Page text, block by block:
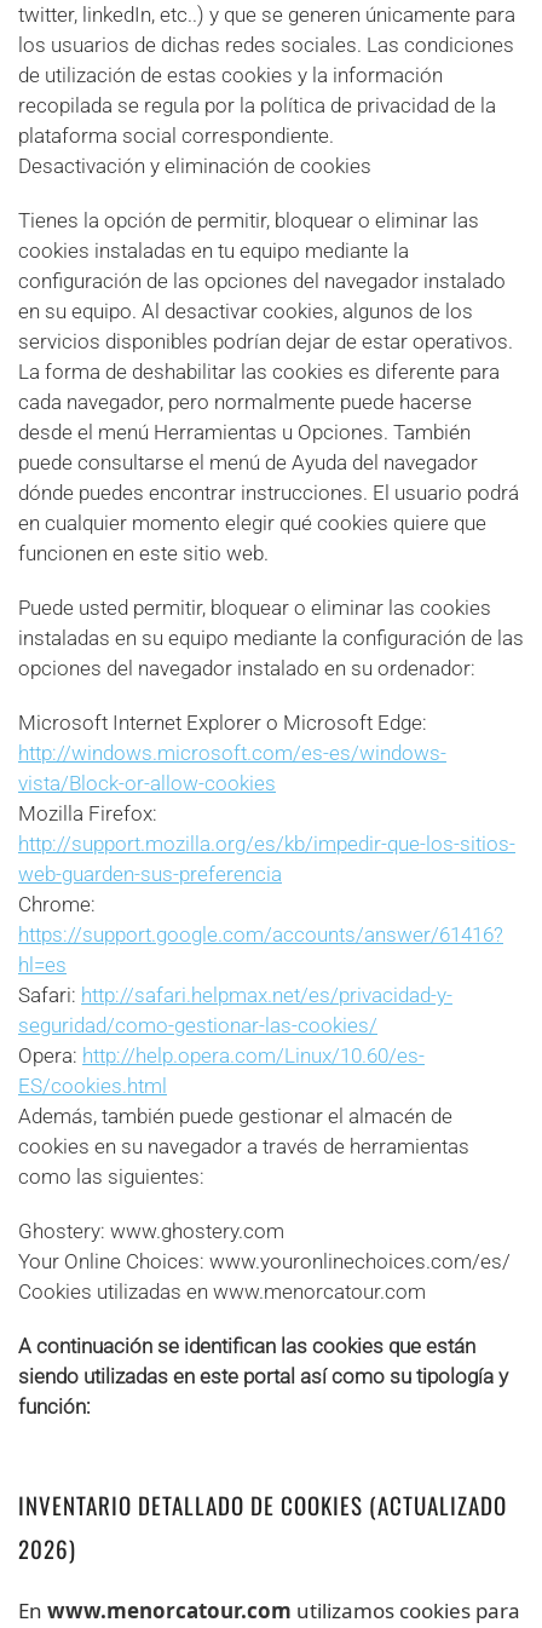
twitter, linkedIn, etc..) y que se generen únicamente para
los usuarios de dichas redes sociales. Las condiciones
de utilización de estas cookies y la información
recopilada se regula por la política de privacidad de la
plataforma social correspondiente.
Desactivación y eliminación de cookies
Tienes la opción de permitir, bloquear o eliminar las
cookies instaladas en tu equipo mediante la
configuración de las opciones del navegador instalado
en su equipo. Al desactivar cookies, algunos de los
servicios disponibles podrían dejar de estar operativos.
La forma de deshabilitar las cookies es diferente para
cada navegador, pero normalmente puede hacerse
desde el menú Herramientas u Opciones. También
puede consultarse el menú de Ayuda del navegador
dónde puedes encontrar instrucciones. El usuario podrá
en cualquier momento elegir qué cookies quiere que
funcionen en este sitio web.
Puede usted permitir, bloquear o eliminar las cookies
instaladas en su equipo mediante la configuración de las
opciones del navegador instalado en su ordenador:
Microsoft Internet Explorer o Microsoft Edge:
http://windows.microsoft.com/es-es/windows-
vista/Block-or-allow-cookies
Mozilla Firefox:
http://support.mozilla.org/es/kb/impedir-que-los-sitios-
web-guarden-sus-preferencia
Chrome:
https://support.google.com/accounts/answer/61416?
hl=es
Safari: http://safari.helpmax.net/es/privacidad-y-
seguridad/como-gestionar-las-cookies/
Opera: http://help.opera.com/Linux/10.60/es-
ES/cookies.html
Además, también puede gestionar el almacén de
cookies en su navegador a través de herramientas
como las siguientes:
Ghostery: www.ghostery.com
Your Online Choices: www.youronlinechoices.com/es/
Cookies utilizadas en www.menorcatour.com
A continuación se identifican las cookies que están
siendo utilizadas en este portal así como su tipología y
función:
INVENTARIO DETALLADO DE COOKIES (ACTUALIZADO
2026)
En www.menorcatour.com utilizamos cookies para